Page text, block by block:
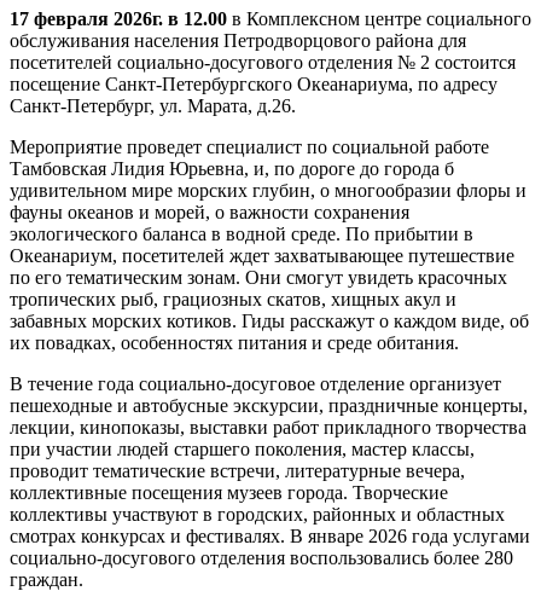
17 февраля 2026г. в 12.00 в Комплексном центре социального
обслуживания населения Петродворцового района для
посетителей социально-досугового отделения № 2 состоится
посещение Санкт-Петербургского Океанариума, по адресу
Санкт-Петербург, ул. Марата, д.26.
Мероприятие проведет специалист по социальной работе
Тамбовская Лидия Юрьевна, и, по дороге до города б
удивительном мире морских глубин, о многообразии флоры и
фауны океанов и морей, о важности сохранения
экологического баланса в водной среде. По прибытии в
Океанариум, посетителей ждет захватывающее путешествие
по его тематическим зонам. Они смогут увидеть красочных
тропических рыб, грациозных скатов, хищных акул и
забавных морских котиков. Гиды расскажут о каждом виде, об
их повадках, особенностях питания и среде обитания.
В течение года социально-досуговое отделение организует
пешеходные и автобусные экскурсии, праздничные концерты,
лекции, кинопоказы, выставки работ прикладного творчества
при участии людей старшего поколения, мастер классы,
проводит тематические встречи, литературные вечера,
коллективные посещения музеев города. Творческие
коллективы участвуют в городских, районных и областных
смотрах конкурсах и фестивалях. В январе 2026 года услугами
социально-досугового отделения воспользовались более 280
граждан.